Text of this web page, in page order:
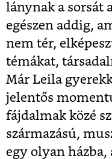
lánynak a sorsát
egészen addig,
nem tér,
témákat,
Már Leila
jelentős
fájdalmak közé
származású,
egy olyan